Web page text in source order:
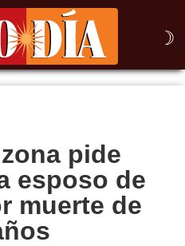
☽
pide
esposo de
muerte de